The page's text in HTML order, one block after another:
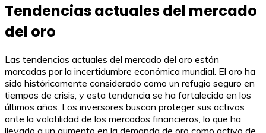
Tendencias actuales del mercado
del oro
Las tendencias actuales del mercado del oro están
marcadas por la incertidumbre económica mundial. El oro ha
sido históricamente considerado como un refugio seguro en
tiempos de crisis, y esta tendencia se ha fortalecido en los
últimos años. Los inversores buscan proteger sus activos
ante la volatilidad de los mercados financieros, lo que ha